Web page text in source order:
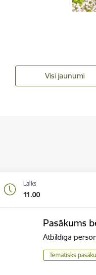
Visi jaunumi
Laiks
11.00
Pasākums
Atbildīgā
Tematisks